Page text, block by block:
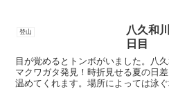
登山
八久和
日目
目が覚めるとトンボがいました。八
マクワガタ発見！時折見せる夏の日
温めてくれます。場所によっては泳